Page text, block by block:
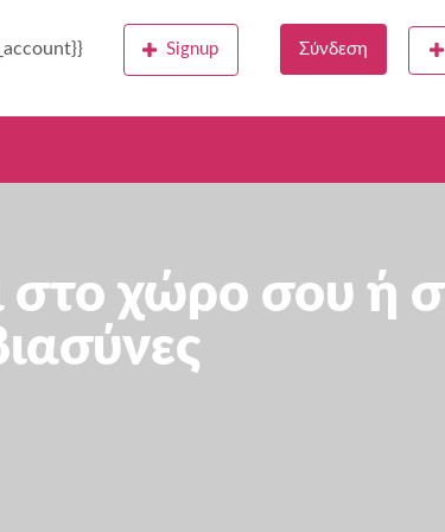
Signup Σύνδεση
στο χώρο σου ή